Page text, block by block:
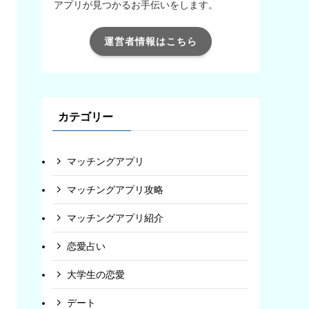
アプリが見つかるお手伝いをします。
運営者情報はこちら
カテゴリー
マッチングアプリ
マッチングアプリ攻略
マッチングアプリ紹介
恋愛占い
大学生の恋愛
デート